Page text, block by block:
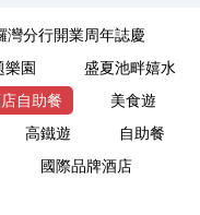
灣分行開業周年誌慶
樂園
盛夏池畔嬉水
自助餐
美食遊
高鐵遊
自助餐
國際品牌酒店